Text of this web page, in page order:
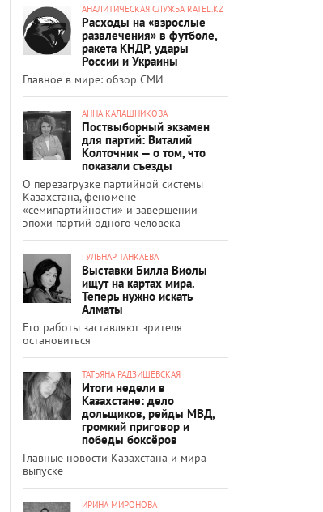
АНАЛИТИЧЕСКАЯ СЛУЖБА RATEL.KZ
Расходы на «взрослые
развлечения» в футболе,
ракета КНДР, удары
России и Украины
Главное в мире: обзор СМИ
АННА КАЛАШНИКОВА
Поствыборный экзамен
для партий: Виталий
Колточник — о том, что
показали съезды
О перезагрузке партийной системы
Казахстана, феномене
«семипартийности» и завершении
эпохи партий одного человека
ГУЛЬНАР ТАНКАЕВА
Выставки Билла Виолы
ищут на картах мира.
Теперь нужно искать
Алматы
Его работы заставляют зрителя
остановиться
ТАТЬЯНА РАДЗИШЕВСКАЯ
Итоги недели в
Казахстане: дело
дольщиков, рейды МВД,
громкий приговор и
победы боксёров
Главные новости Казахстана и мира
выпуске
ИРИНА МИРОНОВА